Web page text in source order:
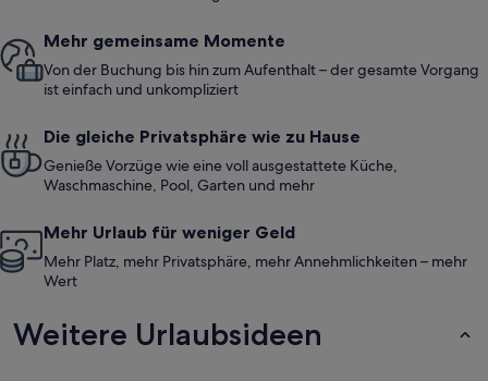
Mehr gemeinsame Momente
Von der Buchung bis hin zum Aufenthalt – der gesamte Vorgang
ist einfach und unkompliziert
Die gleiche Privatsphäre wie zu Hause
Genieße Vorzüge wie eine voll ausgestattete Küche,
Waschmaschine, Pool, Garten und mehr
Mehr Urlaub für weniger Geld
Mehr Platz, mehr Privatsphäre, mehr Annehmlichkeiten – mehr
Wert
Weitere Urlaubsideen